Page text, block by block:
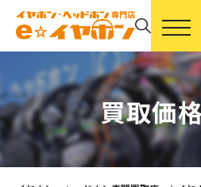
買取価